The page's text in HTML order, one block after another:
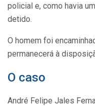
policial e, como havia
detido.
O homem foi
permanecerá à
O caso
André Felipe Jales